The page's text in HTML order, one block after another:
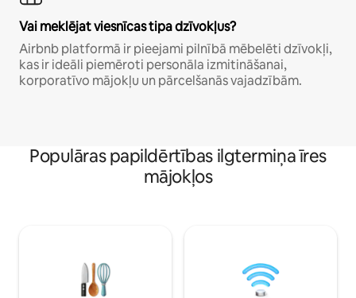
Vai meklējat viesnīcas tipa dzīvokļus?
Airbnb platformā ir pieejami pilnībā mēbelēti dzīvokļi,
kas ir ideāli piemēroti personāla izmitināšanai,
korporatīvo mājokļu un pārcelšanās vajadzībām.
Populāras papildērtības ilgtermiņa īres
mājokļos